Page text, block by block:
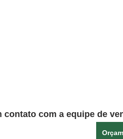
contato com a equipe de